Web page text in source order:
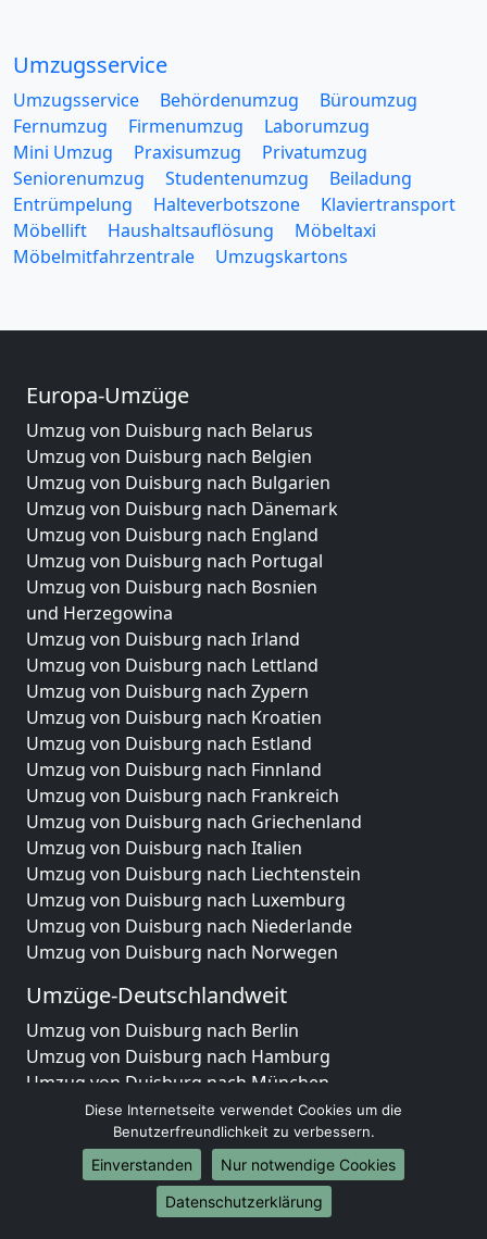
Umzugsservice
Umzugsservice Behördenumzug
Büroumzug
Fernumzug
Firmenumzug
Laborumzug
Mini Umzug
Praxisumzug
Privatumzug
Seniorenumzug
Studentenumzug
Beiladung
Entrümpelung
Halteverbotszone
Klaviertransport
Möbellift
Haushaltsauflösung
Möbeltaxi
Möbelmitfahrzentrale
Umzugskartons
Europa-Umzüge
Umzug von Duisburg nach Belarus
Umzug von Duisburg nach Belgien
Umzug von Duisburg nach Bulgarien
Umzug von Duisburg nach Dänemark
Umzug von Duisburg nach England
Umzug von Duisburg nach Portugal
Umzug von Duisburg nach Bosnien
und Herzegowina
Umzug von Duisburg nach Irland
Umzug von Duisburg nach Lettland
Umzug von Duisburg nach Zypern
Umzug von Duisburg nach Kroatien
Umzug von Duisburg nach Estland
Umzug von Duisburg nach Finnland
Umzug von Duisburg nach Frankreich
Umzug von Duisburg nach Griechenland
Umzug von Duisburg nach Italien
Umzug von Duisburg nach Liechtenstein
Umzug von Duisburg nach Luxemburg
Umzug von Duisburg nach Niederlande
Umzug von Duisburg nach Norwegen
Umzüge-Deutschlandweit
Umzug von Duisburg nach Berlin
Umzug von Duisburg nach Hamburg
Umzug von Duisburg nach München
Umzug von Duisburg nach Köln
Umzug von Duisburg nach Frankfurt am Main
Umzug von Duisburg nach Stuttgart
Umzug von Duisburg nach Düsseldorf
Umzug von Duisburg nach Leipzig
Diese Internetseite verwendet Cookies um die
Benutzerfreundlichkeit zu verbessern.
Einverstanden
Nur notwendige Cookies
Datenschutzerklärung